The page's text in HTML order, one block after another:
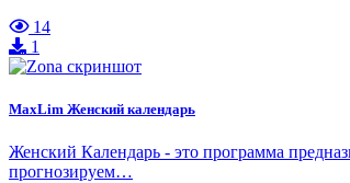
14
1
MaxLim Женский календарь
Женский Календарь - это программа
прогнозируем…